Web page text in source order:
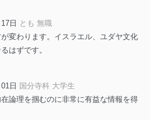
ます。また、当社が保有している
ずに目的外利用、第三者への提
。当社においてはこれらの取り組
従業者等の教育を徹底してまいり
用を行わないために、適切な管理
連する法令、国が定める指針及び
ます。また、当社の管理の仕組み
日 とも 無職
変わります。イスラエル、ユダヤ文化
はずです。
日 国分寺科 大学生
論理を掴むのに非常に有益な情報を得